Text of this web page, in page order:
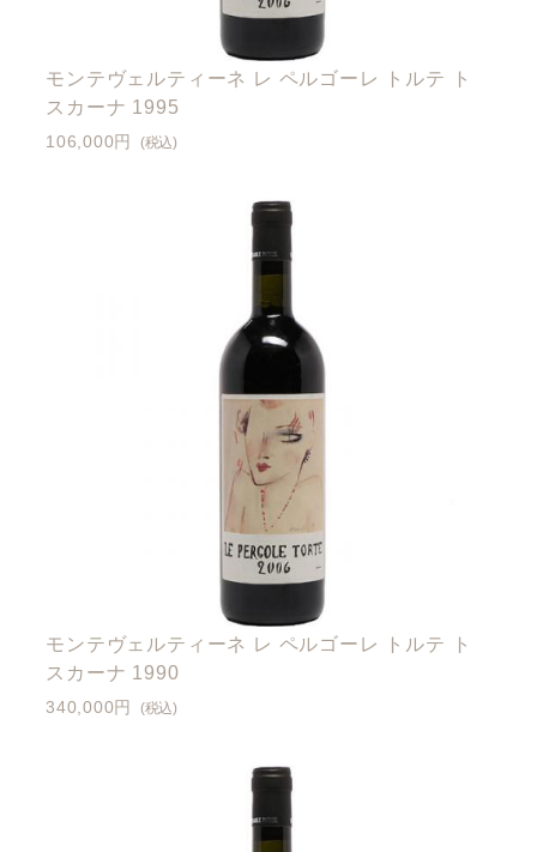
モンテヴェルティーネ レ ペルゴーレ トルテ ト
スカーナ 1995
106,000円 (税込)
モンテヴェルティーネ レ ペルゴーレ トルテ ト
スカーナ 1990
340,000円 (税込)